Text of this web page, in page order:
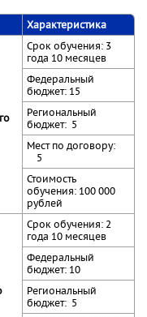
Характеристика
Срок обучения: 3
года 10 месяцев
Федеральный
бюджет: 15
Региональный
бюджет: 5
Мест по договору:
5
Стоимость
обучения: 100 000
рублей
Срок обучения: 2
года 10 месяцев
Федеральный
бюджет: 10
Региональный
бюджет: 5